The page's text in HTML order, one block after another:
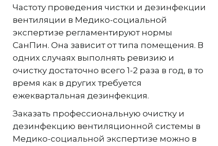
Частоту проведения чистки и дезинфекции
вентиляции в Медико-социальной
экспертизе регламентируют нормы
СанПин. Она зависит от типа помещения. В
одних случаях выполнять ревизию и
очистку достаточно всего 1-2 раза в год, в то
время как в других требуется
ежеквартальная дезинфекция.
Заказать профессиональную очистку и
дезинфекцию вентиляционной системы в
Медико-социальной экспертизе можно в